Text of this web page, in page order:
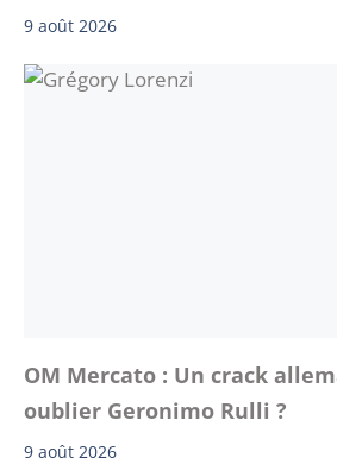
9 août 2026
OM Mercato : Un crack
oublier Geronimo Rulli ?
9 août 2026